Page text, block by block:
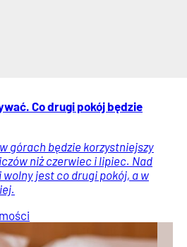
Co drugi pokój będzie
górach będzie korzystniejszy
niż czerwiec i lipiec. Nad
jest co drugi pokój, a w